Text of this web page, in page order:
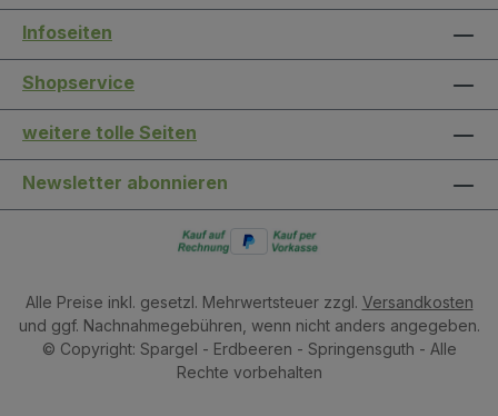
Infoseiten
Shopservice
weitere tolle Seiten
Newsletter abonnieren
Alle Preise inkl. gesetzl. Mehrwertsteuer zzgl. Versandkosten
und ggf. Nachnahmegebühren, wenn nicht anders angegeben.
© Copyright: Spargel - Erdbeeren - Springensguth - Alle
Rechte vorbehalten